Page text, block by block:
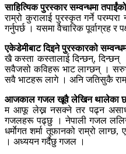
साहित्यिक पुरस्कार सम्वन्धमा
राम्रो कुरालाई पुरस्कृत गर्ने
गर्नुपर्छ । यसमा वैचारिक पूर्वाग्रह र
एकेडेमीबाट दिइने पुरस्कारको
खै कस्ता कस्तालाई दिन्छन्, दिन्छन् ।
सवैजसो कविहरू भाट लाग्छन् ।
सवै भाटहरू लागे । अनि जतिसुकै
आजकाल गजल खूवै लेखिन थालेका
म आफू लेख्न नसक्ने तर पढ्न असाध्य
गजलहरू पढ्छु । नेपाली गजल
धर्माेगत शर्मा तूफानको राम्रो
। अध्ययन गर्दैछु गजल ।